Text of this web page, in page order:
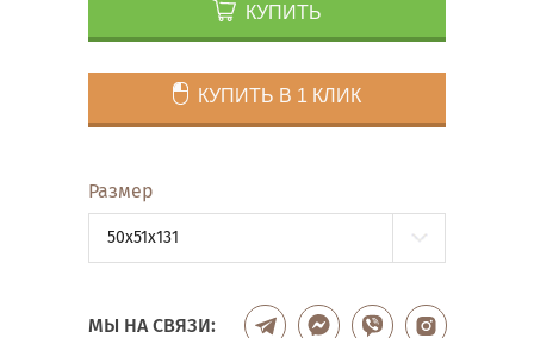
КУПИТЬ
КУПИТЬ В 1 КЛИК
Размер
50x51x131
МЫ НА СВЯЗИ: